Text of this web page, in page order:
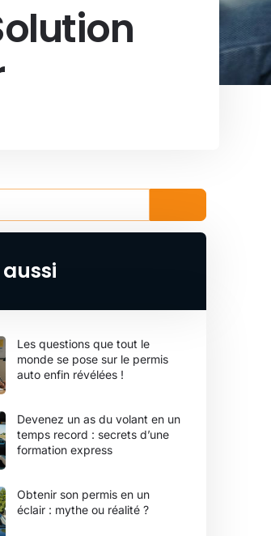
Les questions que tout le
monde se pose sur le permis
auto enfin révélées !
Devenez un as du volant en un
temps record : secrets d’une
formation express
Obtenir son permis en un
éclair : mythe ou réalité ?